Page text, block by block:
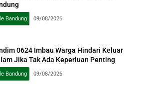
Bandung 09/08/2026
0624 Imbau Warga Hindari Keluar
Jika Tak Ada Keperluan Penting
Bandung 09/08/2026